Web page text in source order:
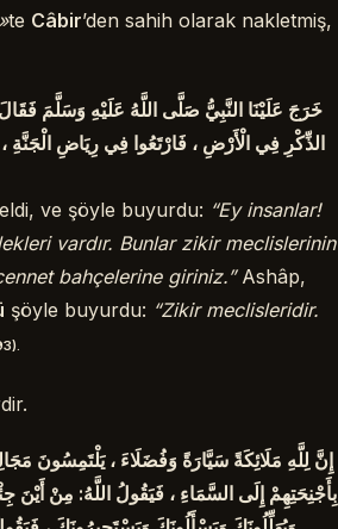
te Câbir’den sahih olarak nakletmiş,
خَرَجَ عَلَيْنَا النَّبِيُّ صَلَّى اللَّهُ عَلَيْهِ وَسَلَّمَ
الذِّكْرِ فِي الْأَرْضِ ، فَارْتَعُوا فِي رِيَاضِ الْجَنَّةِ
ve şöyle buyurdu: “Ey insanlar!
vardır. Bunlar zikir meclislerinin
bahçelerine giriniz.”Ashâp,
şöyle buyurdu: “Zikir meclisleridir.
إِنَّ لِلَّهِ مَلَائِكَةً سَيَّارَةً وَفُضَلَاءَ ، يَلْتَمِسُونَ
بِأَجْنِحَتِهِمْ إِلَى السَّمَاءِ ، فَيَقُولُ اللَّهُ: مِنْ